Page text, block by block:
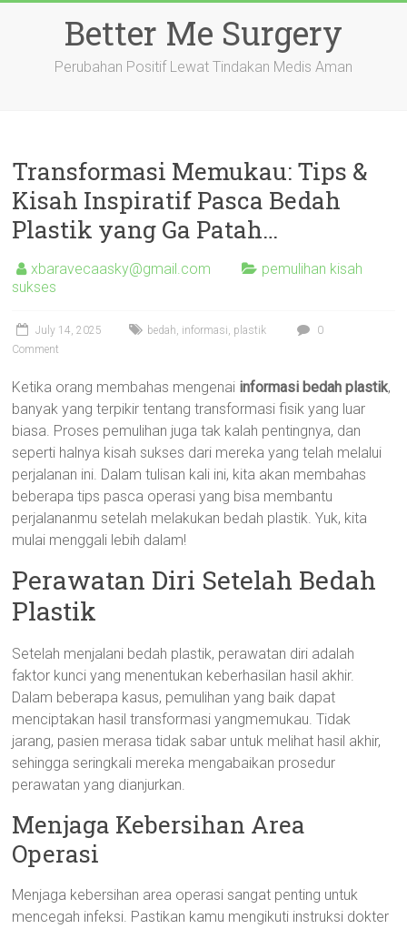
Better Me Surgery
Perubahan Positif Lewat Tindakan Medis Aman
Transformasi Memukau: Tips &
Kisah Inspiratif Pasca Bedah
Plastik yang Ga Patah…
xbaravecaasky@gmail.com
pemulihan kisah
sukses
July 14, 2025 bedah, informasi, plastik
0
Comment
Ketika orang membahas mengenai informasi bedah plastik,
banyak yang terpikir tentang transformasi fisik yang luar
biasa. Proses pemulihan juga tak kalah pentingnya, dan
seperti halnya kisah sukses dari mereka yang telah melalui
perjalanan ini. Dalam tulisan kali ini, kita akan membahas
beberapa tips pasca operasi yang bisa membantu
perjalananmu setelah melakukan bedah plastik. Yuk, kita
mulai menggali lebih dalam!
Perawatan Diri Setelah Bedah
Plastik
Setelah menjalani bedah plastik, perawatan diri adalah
faktor kunci yang menentukan keberhasilan hasil akhir.
Dalam beberapa kasus, pemulihan yang baik dapat
menciptakan hasil transformasi yangmemukau. Tidak
jarang, pasien merasa tidak sabar untuk melihat hasil akhir,
sehingga seringkali mereka mengabaikan prosedur
perawatan yang dianjurkan.
Menjaga Kebersihan Area
Operasi
Menjaga kebersihan area operasi sangat penting untuk
mencegah infeksi. Pastikan kamu mengikuti instruksi dokter